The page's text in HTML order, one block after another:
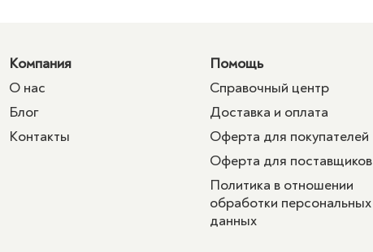
Компания
О нас
Блог
Контакты
Помощь
Справочный центр
Доставка и оплата
Оферта для покупателей
Оферта для поставщиков
Политика в отношении
обработки персональных
данных